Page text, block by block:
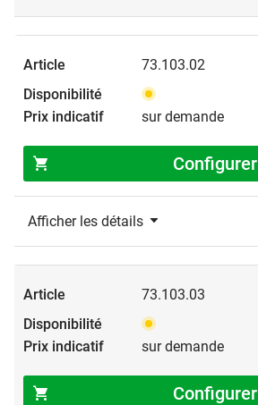
73.103.02
sur demande
Configurer
Afficher les détails
73.103.03
sur demande
Configurer